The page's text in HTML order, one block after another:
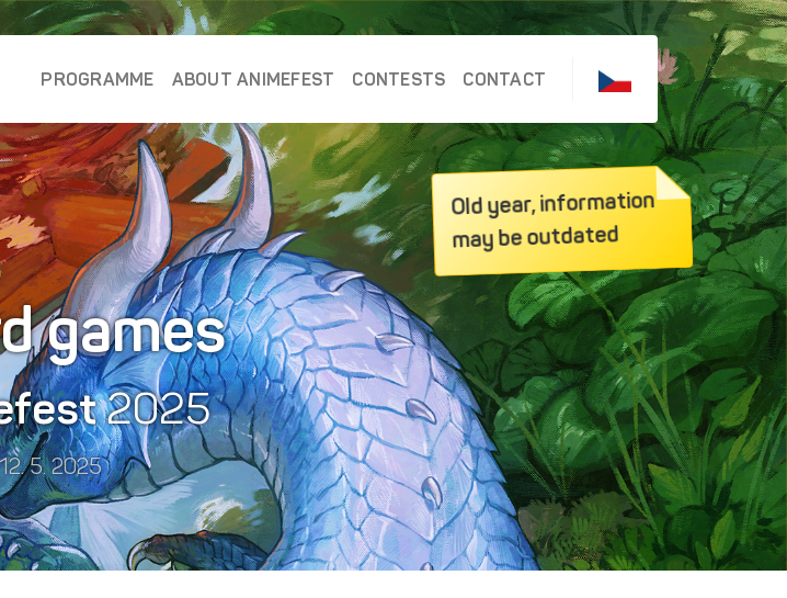
PROGRAMME ABOUT ANIMEFEST CONTESTS CONTACT
games
2025
12. 5. 2025
Old year, information
may be outdated